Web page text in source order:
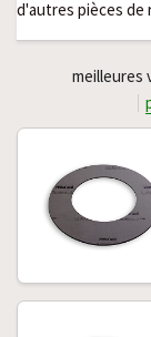
d'autres pièces de
meilleures